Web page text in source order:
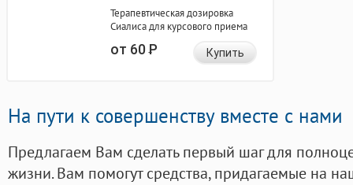
Терапевтическая дозировка
Сиалиса для курсового приема
от 60Р Купить
На пути к совершенству вместе с нами
Предлагаем Вам сделать первый шаг для
жизни. Вам помогут средства, придагаемые на